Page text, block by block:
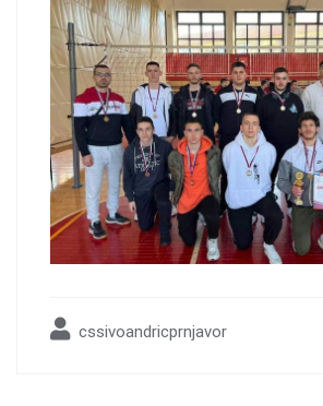
cssivoandricprnjavor